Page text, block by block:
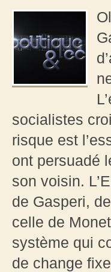
socialistes
risque est
ont persuadé
son voisin.
de Gasperi,
celle de
système qui
de change